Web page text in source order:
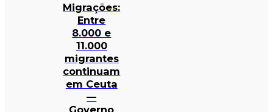
Migrações:
Entre
8.000 e
11.000
migrantes
continuam
em Ceuta
—
Governo